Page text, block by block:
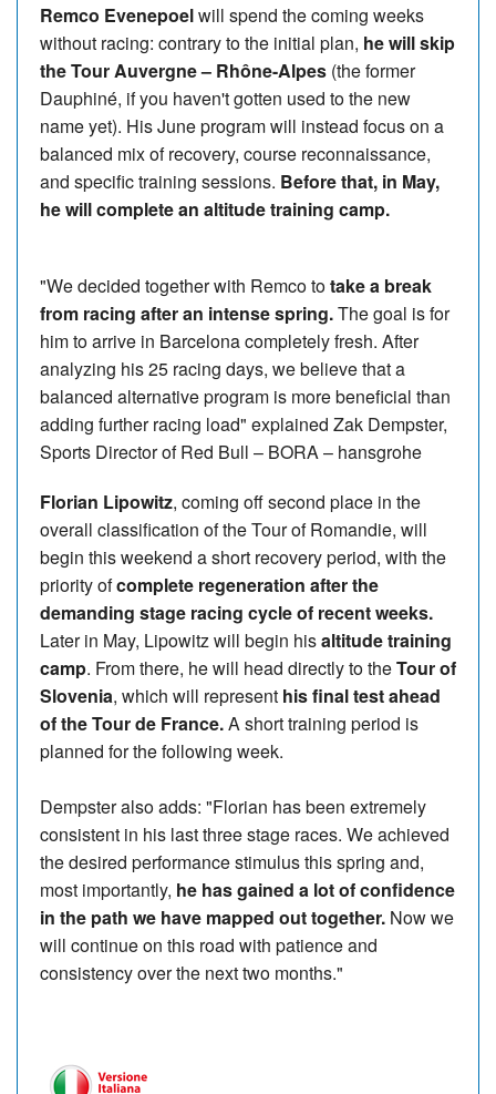
Remco Evenepoelwill spend the coming weeks
without racing: contrary to the initial plan, he will skip
the Tour Auvergne – Rhône-Alpes (the former
Dauphiné, if you haven't gotten used to the new
name yet). His June program will instead focus on a
balanced mix of recovery, course reconnaissance,
and specific training sessions. Before that, in May,
he will complete an altitude training camp.
"We decided together with Remco totake a break
from racing after an intense spring.The goal is for
him to arrive in Barcelona completely fresh. After
analyzing his 25 racing days, we believe that a
balanced alternative program is more beneficial than
adding further racing load" explained Zak Dempster,
Sports Director of Red Bull – BORA – hansgrohe
Florian Lipowitz, coming off second place in the
overall classification of the Tour of Romandie, will
begin this weekend a short recovery period, with the
priority ofcomplete regeneration after the
demanding stage racing cycle of recent weeks.
Later in May, Lipowitz will begin hisaltitude training
camp. From there, he will head directly to theTour of
Slovenia, which will represent his final test ahead
of the Tour de France.A short training period is
planned for the following week.
Dempster also adds: "Florian has been extremely
consistent in his last three stage races. We achieved
the desired performance stimulus this spring and,
most importantly, he has gained a lot of confidence
in the path we have mapped out together. Now we
will continue on this road with patience and
consistency over the next two months."